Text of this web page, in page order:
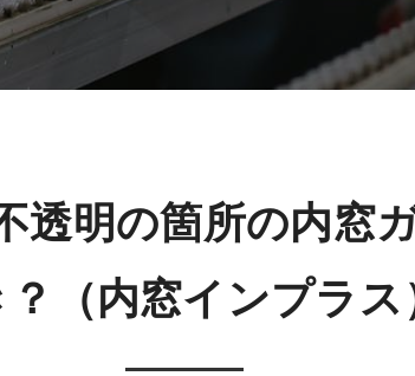
透明の箇所の内窓
（内窓インプラス